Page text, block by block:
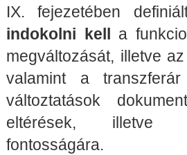
IX. fejezetében
indokolni kell a
megváltozását, illetve
valamint a
változtatások
eltérések, illetve
fontosságára.